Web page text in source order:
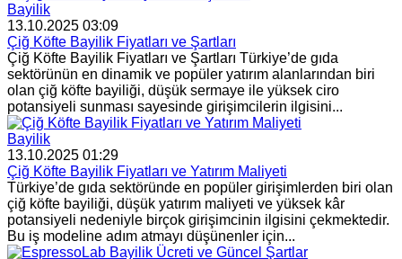
Bayilik
13.10.2025 03:09
Çiğ Köfte Bayilik Fiyatları ve Şartları
Çiğ Köfte Bayilik Fiyatları ve Şartları Türkiye’de gıda
sektörünün en dinamik ve popüler yatırım alanlarından biri
olan çiğ köfte bayiliği, düşük sermaye ile yüksek ciro
potansiyeli sunması sayesinde girişimcilerin ilgisini...
Bayilik
13.10.2025 01:29
Çiğ Köfte Bayilik Fiyatları ve Yatırım Maliyeti
Türkiye’de gıda sektöründe en popüler girişimlerden biri olan
çiğ köfte bayiliği, düşük yatırım maliyeti ve yüksek kâr
potansiyeli nedeniyle birçok girişimcinin ilgisini çekmektedir.
Bu iş modeline adım atmayı düşünenler için...